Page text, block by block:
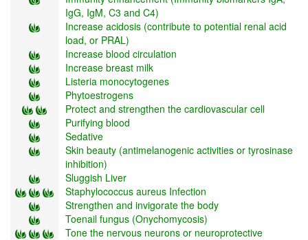
IgG, IgM, C3 and C4)
Increase acidosis (contribute to potential renal acid
load, or PRAL)
Increase blood circulation
Increase breast milk
Listeria monocytogenes
Phytoestrogens
Protect and strengthen the cardiovascular cell
Purifying blood
Sedative
Skin beauty (antimelanogenic activities or tyrosinase
inhibition)
Sluggish Liver
Staphylococcus aureus Infection
Strengthen and invigorate the body
Toenail fungus (Onychomycosis)
Tone the nervous neurons or neuroprotective